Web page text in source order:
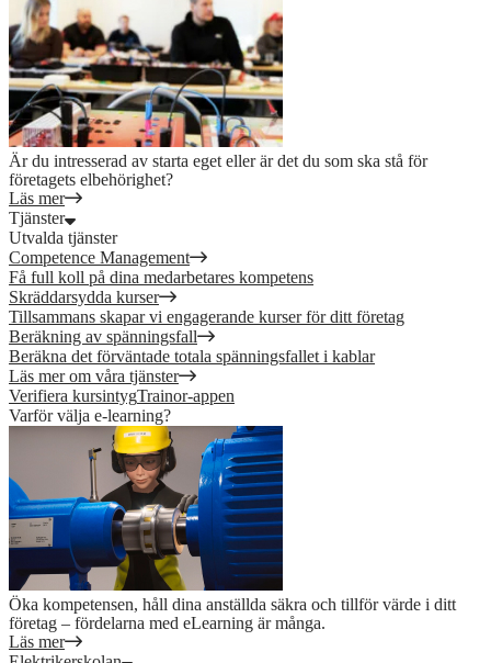
Är du intresserad av starta eget eller är det du som ska stå för
företagets elbehörighet?
Läs mer
Tjänster
Utvalda tjänster
Competence Management
Få full koll på dina medarbetares kompetens
Skräddarsydda kurser
Tillsammans skapar vi engagerande kurser för ditt företag
Beräkning av spänningsfall
Beräkna det förväntade totala spänningsfallet i kablar
Läs mer om våra tjänster
Verifiera kursintygTrainor-appen
Varför välja e-learning?
Öka kompetensen, håll dina anställda säkra och tillför värde i ditt
företag – fördelarna med eLearning är många.
Läs mer